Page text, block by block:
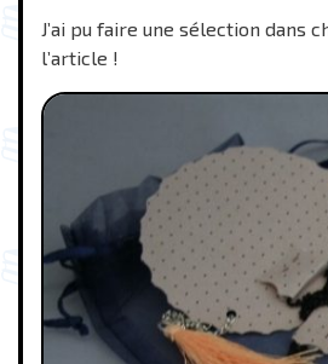
J’ai pu faire une sélection dans
l’article !